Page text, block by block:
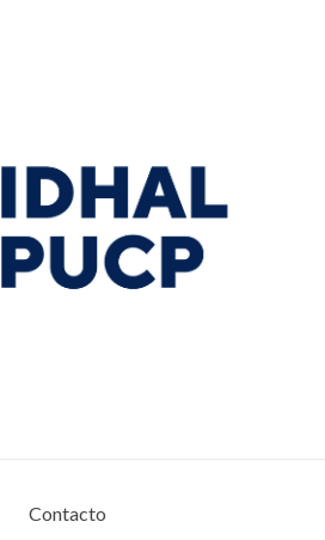
Contacto